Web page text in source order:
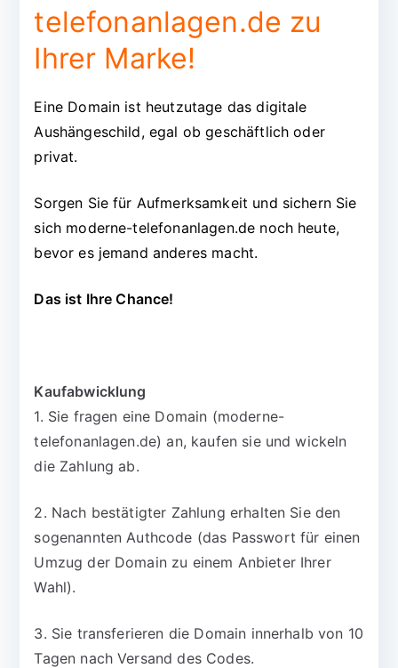
telefonanlagen.de zu
Ihrer Marke!
Eine Domain ist heutzutage das digitale
Aushängeschild, egal ob geschäftlich oder
privat.
Sorgen Sie für Aufmerksamkeit und sichern Sie
sich moderne-telefonanlagen.de noch heute,
bevor es jemand anderes macht.
Das ist Ihre Chance!
Kaufabwicklung
1. Sie fragen eine Domain (moderne-
telefonanlagen.de) an, kaufen sie und wickeln
die Zahlung ab.
2. Nach bestätigter Zahlung erhalten Sie den
sogenannten Authcode (das Passwort für einen
Umzug der Domain zu einem Anbieter Ihrer
Wahl).
3. Sie transferieren die Domain innerhalb von 10
Tagen nach Versand des Codes.